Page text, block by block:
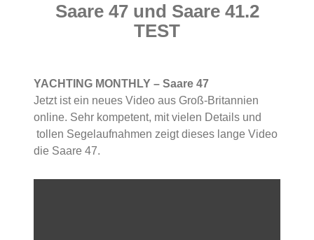
Saare 47 und Saare 41.2
TEST
YACHTING MONTHLY – Saare 47
Jetzt ist ein neues Video aus Groß-Britannien
online. Sehr kompetent, mit vielen Details und
tollen Segelaufnahmen zeigt dieses lange Video
die Saare 47.